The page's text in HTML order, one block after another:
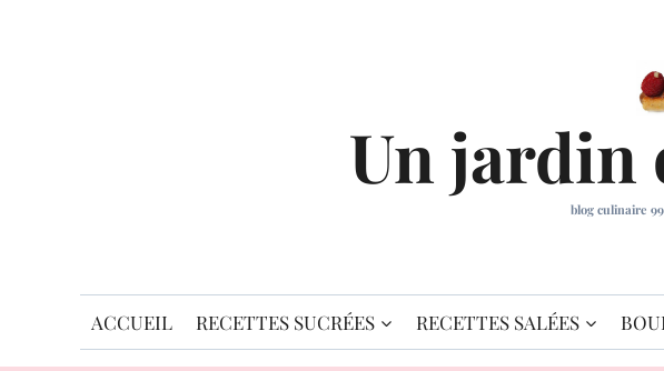
Un jardin
blog culinaire
ACCUEIL RECETTES SUCRÉES RECETTES SALÉES